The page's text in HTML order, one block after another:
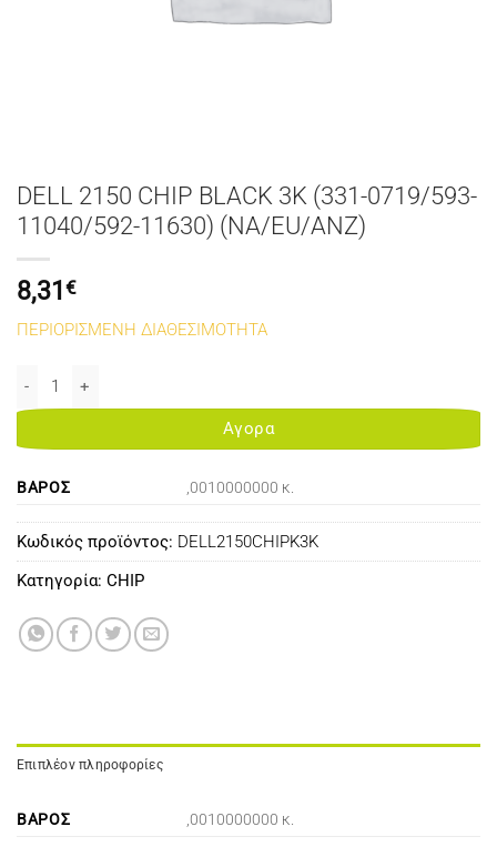
DELL 2150 CHIP BLACK 3K (331-0719/593-
11040/592-11630) (NA/EU/ANZ)
8,31 €
ΠΕΡΙΟΡΙΣΜΕΝΗ ΔΙΑΘΕΣΙΜΟΤΗΤΑ
DELL 2150 CHIP BLACK 3K (331-0719/593-11040/592-11630) (NA/
Αγορα
ΒΆΡΟΣ ,0010000000 κ.
Κωδικός προϊόντος: DELL2150CHIPK3K
Κατηγορία: CHIP
Επιπλέον πληροφορίες
ΒΆΡΟΣ ,0010000000 κ.